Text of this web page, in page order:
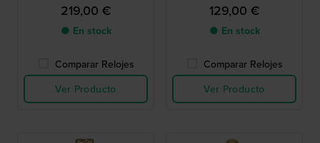
eslabones
219,00 €
● En stock
Comparar Relojes
Ver Producto
con caja octogonal
129,00 €
● En stock
Comparar Relojes
Ver Producto